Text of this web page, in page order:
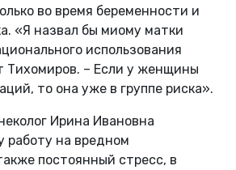
во время беременности и
«Я назвал бы миому матки
использования
Тихомиров. – Если у женщины
то она уже в группе риска».
Ирина Ивановна
работу на вредном
постоянный стресс, в